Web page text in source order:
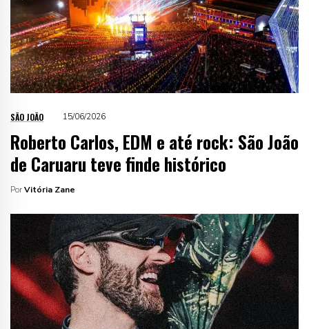
SÃO JOÃO 15/06/2026
Roberto Carlos, EDM e até rock: São João
de Caruaru teve finde histórico
PorVitória Zane